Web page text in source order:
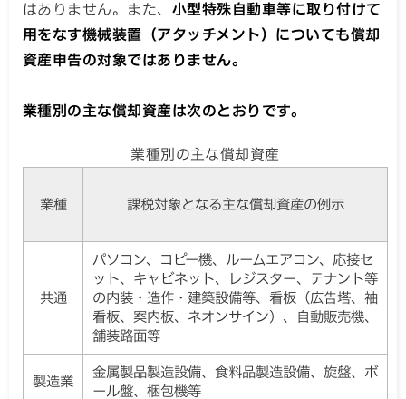
はありません。また、 小型特殊自動車等に取り付けて
用をなす機械装置（アタッチメント） についても償却
資産申告の対象ではありません。
業種別の主な償却資産は次のとおりです。
業種別の主な償却資産
業種 課税対象となる主な償却資産の例示
共通
パソコン、コピー機、ルームエアコン、応接セ
ット、キャビネット、レジスター、テナント等
の内装・造作・建築設備等、看板（広告塔、袖
看板、案内板、ネオンサイン）、自動販売機、
舗装路面等
製造業
金属製品製造設備、食料品製造設備、旋盤、ボ
ール盤、梱包機等